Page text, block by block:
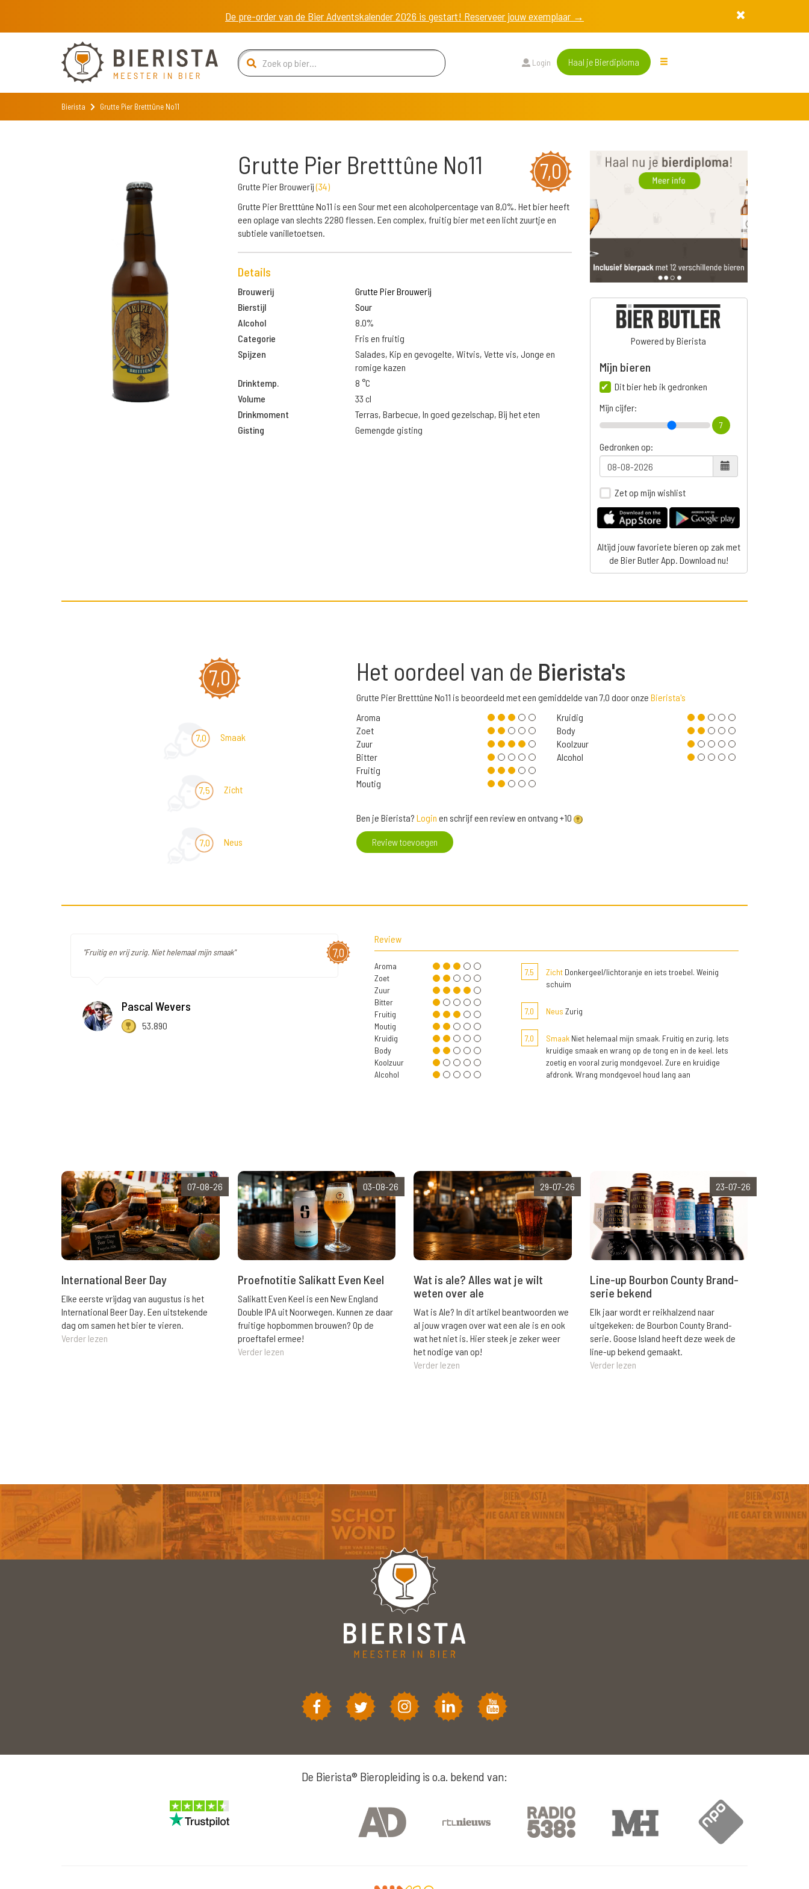
De pre-order van de Bier Adventskalender 2026 is gestart! Reserveer jouw exemplaar →
Login Haal je Bierdiploma
Bierista Grutte Pier Bretttûne No11
7,0
Grutte Pier Bretttûne No11
Grutte Pier Brouwerij(34)
Grutte Pier Bretttûne No11 is een Sour met een alcoholpercentage van 8,0%. Het bier heeft
een oplage van slechts 2280 flessen. Een complex, fruitig bier met een licht zuurtje en
subtiele vanilletoetsen.
Details
Brouwerij
Grutte Pier Brouwerij
Bierstijl
Sour
Alcohol
8.0%
Categorie
Fris en fruitig
Spijzen
Salades, Kip en gevogelte, Witvis, Vette vis, Jonge en
romige kazen
Drinktemp.
8 °C
Volume
33 cl
Drinkmoment
Terras, Barbecue, In goed gezelschap, Bij het eten
Gisting
Gemengde gisting
Powered by Bierista
Mijn bieren
Dit bier heb ik gedronken
Mijn cijfer:
7
Gedronken op:
Zet op mijn wishlist
Altijd jouw favoriete bieren op zak met
de Bier Butler App. Download nu!
7,0
7,0 Smaak
7,5 Zicht
7,0 Neus
Het oordeel van de Bierista's
Grutte Pier Bretttûne No11 is beoordeeld met een gemiddelde van 7,0 door onze Bierista's
Aroma
Zoet
Zuur
Bitter
Fruitig
Moutig
Kruidig
Body
Koolzuur
Alcohol
Ben je Bierista? Login en schrijf een review en ontvang +10
Review toevoegen
7,0
"Fruitig en vrij zurig. Niet helemaal mijn smaak"
Pascal Wevers
53.890
Review
Aroma
Zoet
Zuur
Bitter
Fruitig
Moutig
Kruidig
Body
Koolzuur
Alcohol
7,5 ZichtDonkergeel/lichtoranje en iets troebel. Weinig
schuim
7,0 Neus Zurig
7,0 SmaakNiet helemaal mijn smaak. Fruitig en zurig. Iets
kruidige smaak en wrang op de tong en in de keel. Iets
zoetig en vooral zurig mondgevoel. Zure en kruidige
afdronk. Wrang mondgevoel houd lang aan
07-08-26
International Beer Day
Elke eerste vrijdag van augustus is het
International Beer Day. Een uitstekende
dag om samen het bier te vieren.
Verder lezen
03-08-26
Proefnotitie Salikatt Even Keel
Salikatt Even Keel is een New England
Double IPA uit Noorwegen. Kunnen ze daar
fruitige hopbommen brouwen? Op de
proeftafel ermee!
Verder lezen
29-07-26
Wat is ale? Alles wat je wilt
weten over ale
Wat is Ale? In dit artikel beantwoorden we
al jouw vragen over wat een ale is en ook
wat het niet is. Hier steek je zeker weer
het nodige van op!
Verder lezen
23-07-26
Line-up Bourbon County Brand-
serie bekend
Elk jaar wordt er reikhalzend naar
uitgekeken: de Bourbon County Brand-
serie. Goose Island heeft deze week de
line-up bekend gemaakt.
Verder lezen
De Bierista® Bieropleiding is o.a. bekend van: